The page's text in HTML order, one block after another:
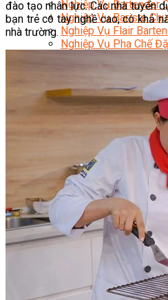
Nghiệp Vụ Bartender
Nghiệp Vụ Barista
Nghiệp Vụ Flair
Nghiệp Vụ Pha Chế
Nghiệp Vụ Pha Chế
Nghiệp Vụ Quản Lý Bar
Chuyên Gia Cà Phê
Cà Phê Pha Máy
Khởi Sự Kinh Doanh
Bí Quyết Khởi Nghiệp
Kinh Doanh Mô Hình
Kinh Doanh Chuỗi Và
Tiếng Anh Chuyên
Học Làm Kem
Học Pha Chế Trà Sữa
Chuyên Đề Pha Chế
Video Dạy Pha Chế
Làm Bánh
Nghiệp Vụ Bếp
Nghiệp Vụ Bếp Bánh
Nghiệp Vụ Quản Lý
Nghiệp Vụ Bánh Kem
Bánh Việt
đào tạo nhân lực. Các nhà tuyển
bạn trẻ có tay nghề cao, có khả
nhà trường.